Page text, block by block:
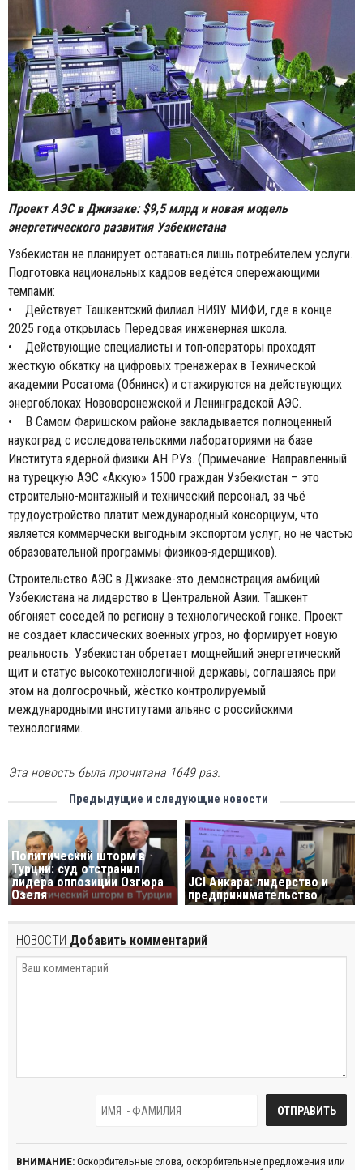
Проект АЭС в Джизаке: $9,5 млрд и новая модель
энергетического развития Узбекистана
Узбекистан не планирует оставаться лишь потребителем услуги.
Подготовка национальных кадров ведётся опережающими
темпами:
• Действует Ташкентский филиал НИЯУ МИФИ, где в конце
2025 года открылась Передовая инженерная школа.
• Действующие специалисты и топ-операторы проходят
жёсткую обкатку на цифровых тренажёрах в Технической
академии Росатома (Обнинск) и стажируются на действующих
энергоблоках Нововоронежской и Ленинградской АЭС.
• В Самом Фаришском районе закладывается полноценный
наукоград с исследовательскими лабораториями на базе
Института ядерной физики АН РУз. (Примечание: Направленный
на турецкую АЭС «Аккую» 1500 граждан Узбекистан – это
строительно-монтажный и технический персонал, за чьё
трудоустройство платит международный консорциум, что
является коммерчески выгодным экспортом услуг, но не частью
образовательной программы физиков-ядерщиков).
Строительство АЭС в Джизаке-это демонстрация амбиций
Узбекистана на лидерство в Центральной Азии. Ташкент
обгоняет соседей по региону в технологической гонке. Проект
не создаёт классических военных угроз, но формирует новую
реальность: Узбекистан обретает мощнейший энергетический
щит и статус высокотехнологичной державы, соглашаясь при
этом на долгосрочный, жёстко контролируемый
международными институтами альянс с российскими
технологиями.
Эта новость была прочитана 1649 раз.
Предыдущие и следующие новости
Политический шторм в
Турции: суд отстранил
лидера оппозиции Озгюра
Озеля
JCI Анкара: лидерство и
предпринимательство
НОВОСТИ Добавить комментарий
ВНИМАНИЕ: Оскорбительные слова, оскорбительные предложения или